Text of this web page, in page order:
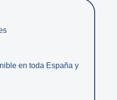
en toda España y